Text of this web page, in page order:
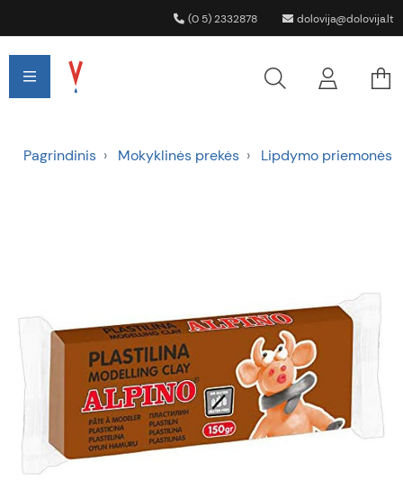
(0 5) 2332878 dolovija@dolovija.lt
Pagrindinis Mokyklinės prekės Lipdymo priemonės